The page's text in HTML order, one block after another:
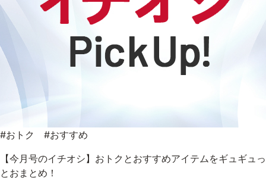
#おトク #おすすめ
【今月号のイチオシ】おトクとおすすめアイテムをギュギュっ
とおまとめ！